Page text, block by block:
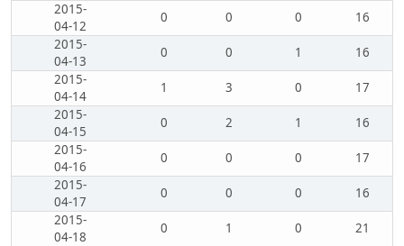
2015-
04-12
0 0 0
16
2015-
04-13
0 0 1
16
2015-
04-14
1 3 0
17
2015-
04-15
0 2 1
16
2015-
04-16
0 0 0
17
2015-
04-17
0 0 0
16
2015-
04-18
0 1 0
21